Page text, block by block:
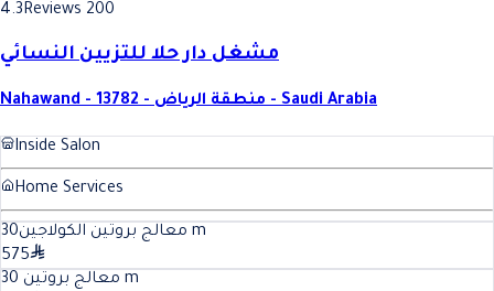
4.3Reviews 200
مشغل دار حلا للتزيين النسائي
Nahawand - 13782 - منطقة الرياض - Saudi Arabia
Inside Salon
Home Services
معالج بروتين الكولاجين30
m
575
معالج بروتين 30
m